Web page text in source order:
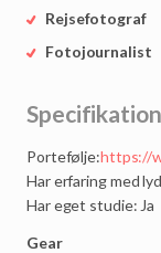
Rejsefotograf
Fotojournalist
Portefølje:https://
Har erfaring med
Har eget studie: Ja
Gear